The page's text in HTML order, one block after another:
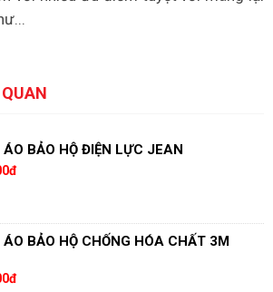
ÁO BẢO HỘ ĐIỆN LỰC JEAN
ÁO BẢO HỘ CHỐNG HÓA CHẤT 3M